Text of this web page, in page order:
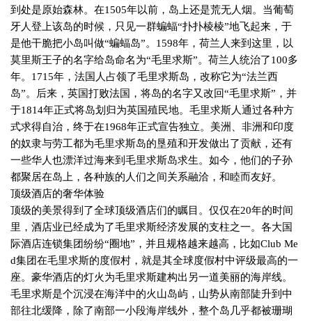
到处是原始森林。在1505年以前，岛上还是荒无人烟。当葡萄
牙人登上该岛的时候，只见一群蝙蝠“扑扑棱棱”地飞起来，于
是他干脆把小岛叫做“蝙蝠岛”。 1598年，荷兰人来到这里，以
莫里斯王子的名字给岛命名为“毛里求斯”。荷兰人统治了100多
年。 1715年，法国人占领了毛里求斯岛，改称它为“法兰西
岛”。后来，英国打败法国，将岛的名字又改回“毛里求斯”，并
于1814年正式将岛划归为英国殖民地。毛里求斯人通过各种方
式求得自治，终于在1968年正式宣告独立。美洲、非洲和印度
的奴隶与劳工都为毛里求斯岛的垦殖和开发做出了贡献，还有
一些华人也漂洋过海来到毛里求斯岛求生。如今，他们的子孙
都聚居在岛上，各种族的人们之间关系融洽，和睦而友好。
顶级酒店的奢华体验
顶级的美景得到了全球顶级酒店们的瞩目。仅仅在20年的时间
里，酒店业已经成为了毛里求斯经济发展的支柱之一。各大国
际酒店连锁集团纷纷“圈地”，并且规格越来越高，比如Club Me
d集团在毛里求斯的度假村，就是其全球度假村中评级最高的一
座。豪华酒店的灯火为毛里求斯建构出另一道美丽的海岸线。
毛里求斯是个沉浸在海洋中的火山岛屿，山势从南部陡升到中
部往北缓降，除了南部一小段海岸线外，整个岛几乎都被珊瑚